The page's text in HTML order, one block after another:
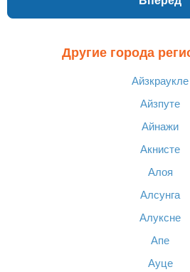
Другие города
Айзкраукле
Айзпуте
Айнажи
Акнисте
Алоя
Алсунга
Алуксне
Апе
Ауце